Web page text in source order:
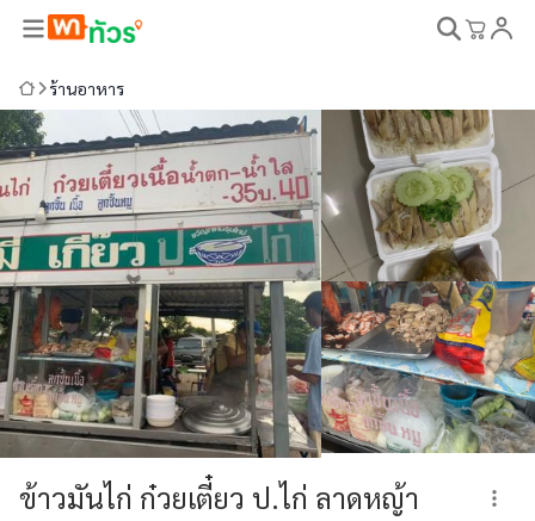
ร้านอาหาร
ข้าวมันไก่ ก๋วยเตี๋ยว ป.ไก่ ลาดหญ้า